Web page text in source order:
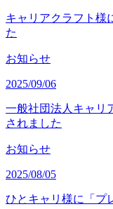
キャリアクラフト様
た
お知らせ
2025/09/06
一般社団法人キャリ
されました
お知らせ
2025/08/05
ひとキャリ様に「プ